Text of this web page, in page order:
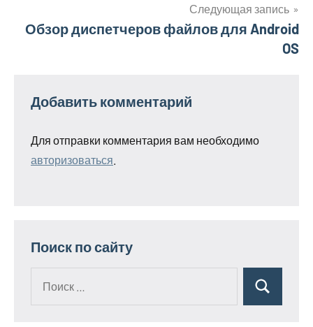
Следующая запись
Обзор диспетчеров файлов для Android
OS
Добавить комментарий
Для отправки комментария вам необходимо
авторизоваться
Поиск по сайту
Поиск